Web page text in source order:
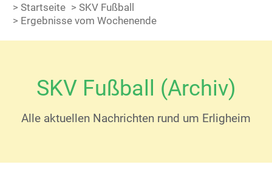
> Startseite > SKV Fußball
> Ergebnisse vom Wochenende
SKV Fußball (Archiv)
Alle aktuellen Nachrichten rund um Erligheim